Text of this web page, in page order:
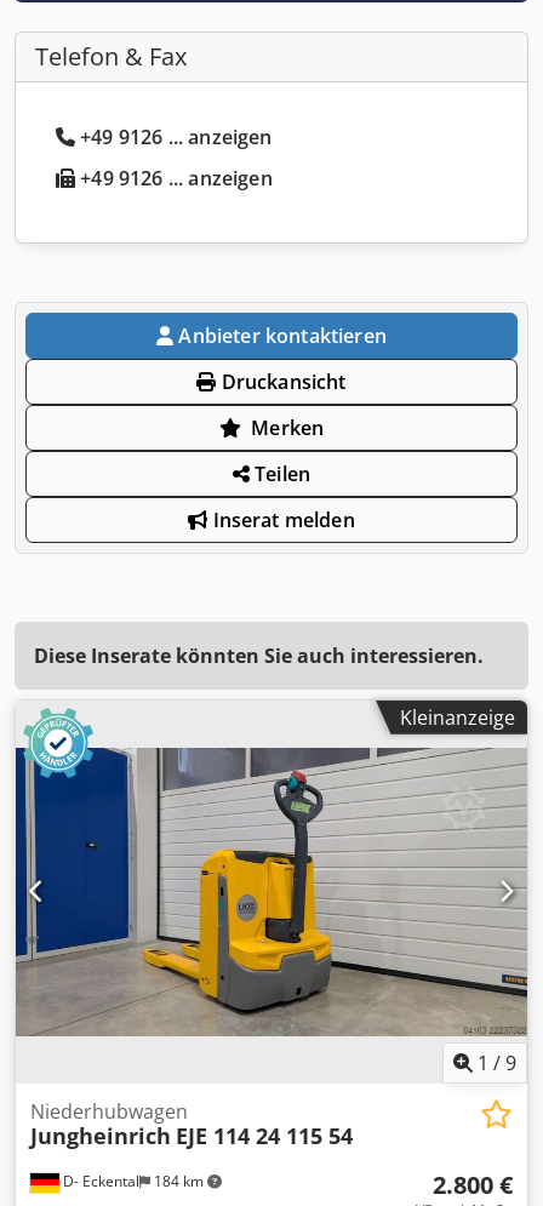
Telefon & Fax
+49 9126 ... anzeigen
+49 9126 ... anzeigen
Anbieter kontaktieren
Druckansicht
Merken
Teilen
Inserat melden
Diese Inserate könnten Sie auch interessieren.
Kleinanzeige
1 /9
D- Eckental 184 km
Niederhubwagen
Jungheinrich EJE 114 24 115 54
2.800 €